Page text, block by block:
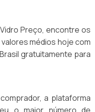
Preço, encontre os
médios hoje com
gratuitamente para
a plataforma